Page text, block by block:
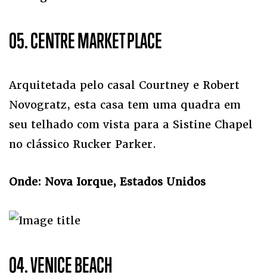
05. CENTRE MARKET PLACE
Arquitetada pelo casal Courtney e Robert
Novogratz, esta casa tem uma quadra em
seu telhado com vista para a Sistine Chapel
no clássico Rucker Parker.
Onde: Nova Iorque, Estados Unidos
04. VENICE BEACH